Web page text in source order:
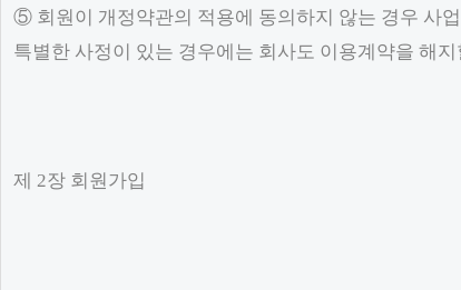
⑤ 회원이 개정약관의 적용에 동의하지 않는 경우 사
특별한 사정이 있는 경우에는 회사도 이용계약을 해
제 2장 회원가입